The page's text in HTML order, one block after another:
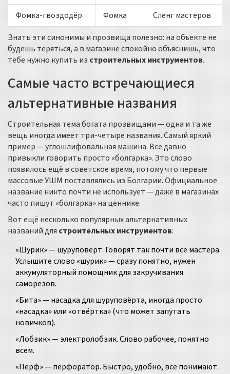
Фомка-гвоздодёр
Фомка
Сленг мастеров
Знать эти синонимы и прозвища полезно: на объекте не
будешь теряться, а в магазине спокойно объяснишь, что
тебе нужно купить из строительных инструментов.
Самые часто встречающиеся
альтернативные названия
Строительная тема богата прозвищами — одна и та же
вещь иногда имеет три-четыре названия. Самый яркий
пример — углошлифовальная машина. Все давно
привыкли говорить просто «болгарка». Это слово
появилось ещё в советское время, потому что первые
массовые УШМ поставлялись из Болгарии. Официальное
название никто почти не использует — даже в магазинах
часто пишут «болгарка» на ценнике.
Вот ещё несколько популярных альтернативных
названий длястроительных инструментов:
«Шурик» — шуруповёрт. Говорят так почти все мастера.
Услышите слово «шурик» — сразу понятно, нужен
аккумуляторный помощник для закручивания
саморезов.
«Бита» — насадка для шуруповёрта, иногда просто
«насадка» или «отвёртка» (что может запутать
новичков).
«Лобзик» — электролобзик. Слово рабочее, понятно
всем.
«Перф» — перфоратор. Быстро, удобно, все понимают.